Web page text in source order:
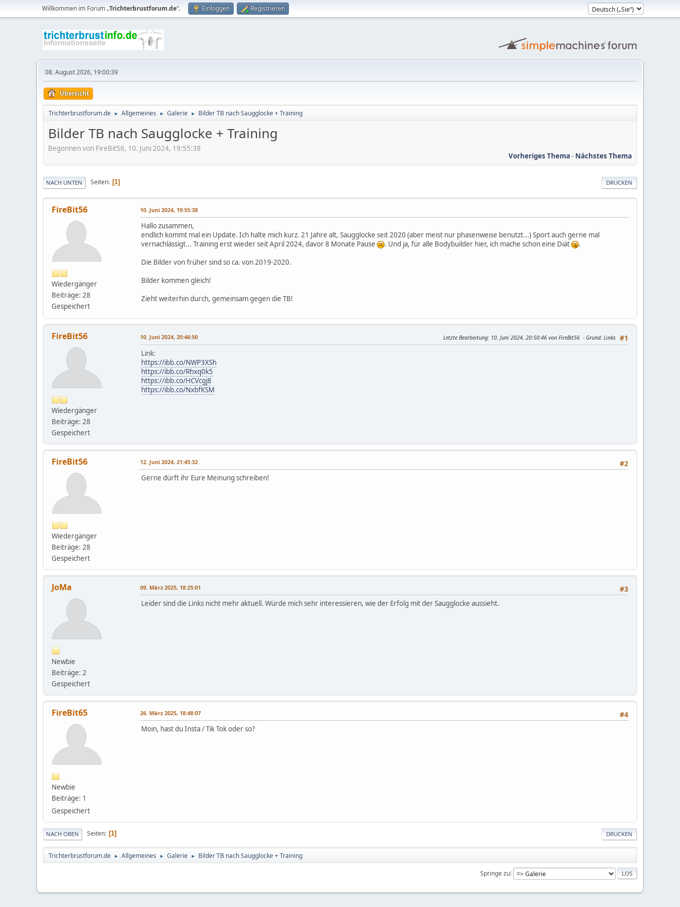
Willkommen im Forum „Trichterbrustforum.de“. Einloggen Registrieren
08. August 2026, 19:00:39
Übersicht
Trichterbrustforum.de ► Allgemeines ► Galerie ► Bilder TB nach Saugglocke + Training
Bilder TB nach Saugglocke + Training
Begonnen von FireBit56, 10. Juni 2024, 19:55:38
Vorheriges Thema - Nächstes Thema
DRUCKEN
NACH UNTEN Seiten 1
FireBit56
Wiedergänger
Beiträge: 28
Gespeichert
10. Juni 2024, 19:55:38
Hallo zusammen,
endlich kommt mal ein Update. Ich halte mich kurz. 21 Jahre alt, Saugglocke seit 2020 (aber meist nur phasenweise benutzt...) Sport auch gerne mal
vernachlässigt... Training erst wieder seit April 2024, davor 8 Monate Pause
. Und ja, für alle Bodybuilder hier, ich mache schon eine Diät
.
Die Bilder von früher sind so ca. von 2019-2020.
Bilder kommen gleich!
Zieht weiterhin durch, gemeinsam gegen die TB!
FireBit56
Wiedergänger
Beiträge: 28
Gespeichert
#1
10. Juni 2024, 20:46:50 Letzte Bearbeitung: 10. Juni 2024, 20:50:46 von FireBit56 Grund: Links
Link:
https://ibb.co/NWP3XSh
https://ibb.co/Rhxq0k5
https://ibb.co/HCVcgj8
https://ibb.co/NxbfKSM
FireBit56
Wiedergänger
Beiträge: 28
Gespeichert
#2
12. Juni 2024, 21:45:32
Gerne dürft ihr Eure Meinung schreiben!
JoMa
Newbie
Beiträge: 2
Gespeichert
#3
09. März 2025, 18:25:01
Leider sind die Links nicht mehr aktuell. Würde mich sehr interessieren, wie der Erfolg mit der Saugglocke aussieht.
FireBit65
Newbie
Beiträge: 1
Gespeichert
#4
26. März 2025, 18:48:07
Moin, hast du Insta / Tik Tok oder so?
DRUCKEN
NACH OBEN Seiten 1
Trichterbrustforum.de ► Allgemeines ► Galerie ► Bilder TB nach Saugglocke + Training
Springe zu